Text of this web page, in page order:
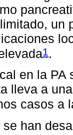
un
1.
en la
lleva a
casos a
han